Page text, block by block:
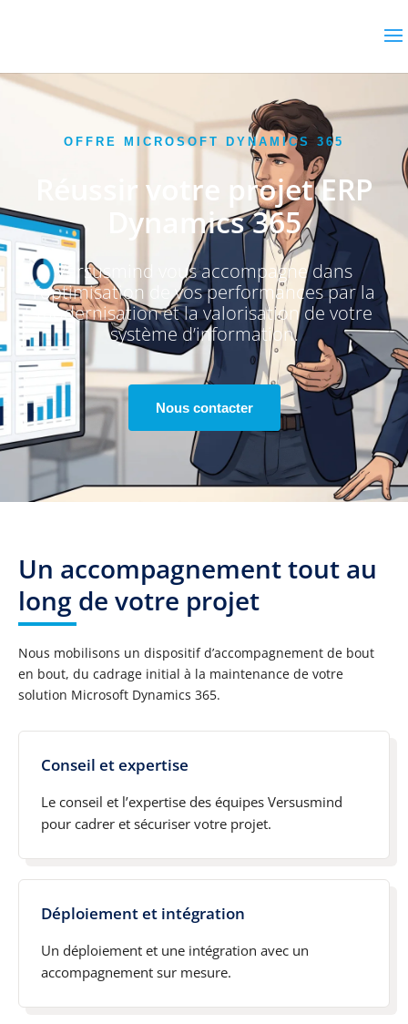
OFFRE MICROSOFT DYNAMICS 365
Réussir votre projet ERP
Dynamics 365
Versusmind vous accompagne dans
l’optimisation de vos performances par la
modernisation et la valorisation de votre
système d’information.
Nous contacter
Un accompagnement tout au
long de votre projet
Nous mobilisons un dispositif d’accompagnement de bout
en bout, du cadrage initial à la maintenance de votre
solution Microsoft Dynamics 365.
Conseil et expertise
Le conseil et l’expertise des équipes Versusmind
pour cadrer et sécuriser votre projet.
Déploiement et intégration
Un déploiement et une intégration avec un
accompagnement sur mesure.